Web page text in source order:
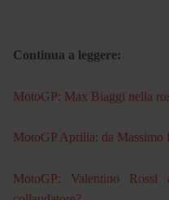
Continua a leggere:
MotoGP: Max Biaggi nella
MotoGP Aprilia: da Massimo
MotoGP: Valentino Rossi